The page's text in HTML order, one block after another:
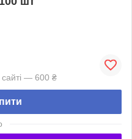
— 600 ₴